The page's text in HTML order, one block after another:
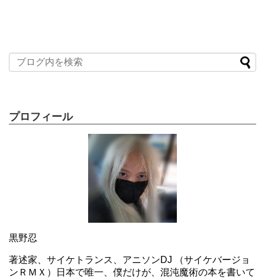
プロフィール
黒野忍
著述家、サイケトランス、アニソンDJ （サイケバージョ
ンＲＭＸ）日本で唯一、僕だけが、混沌魔術の本を書いて